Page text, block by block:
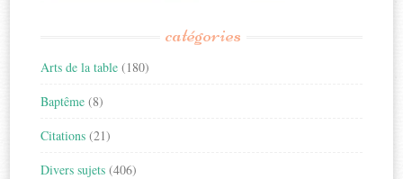
catégories
Arts de la table (180)
Baptême (8)
Citations (21)
Divers sujets (406)